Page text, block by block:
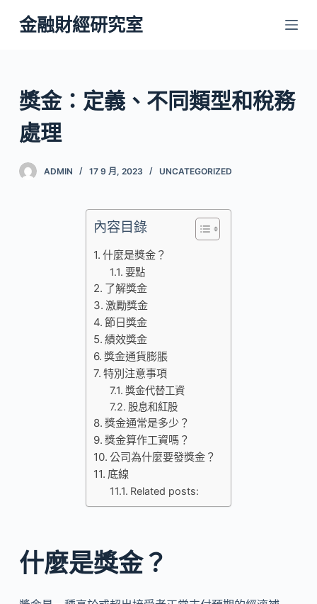
跳
至
內
容
金融財經研究室
獎金：定義、不同類型和稅務
處理
ADMIN 17 9 月, 2023 UNCATEGORIZED
內容目錄
什麼是獎金？
要點
了解獎金
激勵獎金
節日獎金
績效獎金
獎金通貨膨脹
特別注意事項
獎金代替工資
股息和紅股
獎金通常是多少？
獎金算作工資嗎？
公司為什麼要發獎金？
底線
Related posts:
什麼是獎金？